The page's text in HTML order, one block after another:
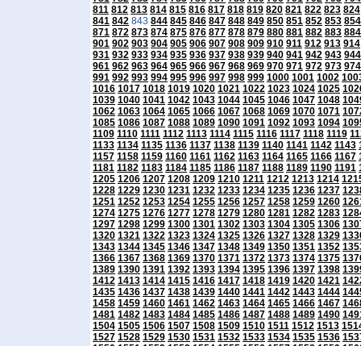
811 812 813 814 815 816 817 818 819 820 821 822 823 824
841 842 843 844 845 846 847 848 849 850 851 852 853 854
871 872 873 874 875 876 877 878 879 880 881 882 883 884
901 902 903 904 905 906 907 908 909 910 911 912 913 914
931 932 933 934 935 936 937 938 939 940 941 942 943 944
961 962 963 964 965 966 967 968 969 970 971 972 973 974
991 992 993 994 995 996 997 998 999 1000 1001 1002
1016 1017 1018 1019 1020 1021 1022 1023 1024 1025
1039 1040 1041 1042 1043 1044 1045 1046 1047 1048
1062 1063 1064 1065 1066 1067 1068 1069 1070 1071
1085 1086 1087 1088 1089 1090 1091 1092 1093 1094
1109 1110 1111 1112 1113 1114 1115 1116 1117 1118 1119
1133 1134 1135 1136 1137 1138 1139 1140 1141 1142 1143
1157 1158 1159 1160 1161 1162 1163 1164 1165 1166 1167
1181 1182 1183 1184 1185 1186 1187 1188 1189 1190 1191
1205 1206 1207 1208 1209 1210 1211 1212 1213 1214
1228 1229 1230 1231 1232 1233 1234 1235 1236 1237
1251 1252 1253 1254 1255 1256 1257 1258 1259 1260
1274 1275 1276 1277 1278 1279 1280 1281 1282 1283
1297 1298 1299 1300 1301 1302 1303 1304 1305 1306
1320 1321 1322 1323 1324 1325 1326 1327 1328 1329
1343 1344 1345 1346 1347 1348 1349 1350 1351 1352
1366 1367 1368 1369 1370 1371 1372 1373 1374 1375
1389 1390 1391 1392 1393 1394 1395 1396 1397 1398
1412 1413 1414 1415 1416 1417 1418 1419 1420 1421
1435 1436 1437 1438 1439 1440 1441 1442 1443 1444
1458 1459 1460 1461 1462 1463 1464 1465 1466 1467
1481 1482 1483 1484 1485 1486 1487 1488 1489 1490
1504 1505 1506 1507 1508 1509 1510 1511 1512 1513
1527 1528 1529 1530 1531 1532 1533 1534 1535 1536